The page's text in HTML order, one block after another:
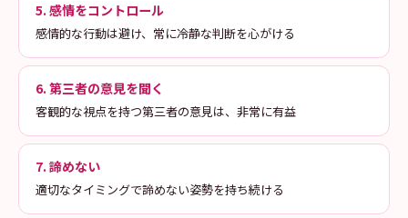
5. 感情をコントロール
感情的な行動は避け、常に冷静な判断を心がける
6. 第三者の意見を聞く
客観的な視点を持つ第三者の意見は、非常に有益
7. 諦めない
適切なタイミングで諦めない姿勢を持ち続ける